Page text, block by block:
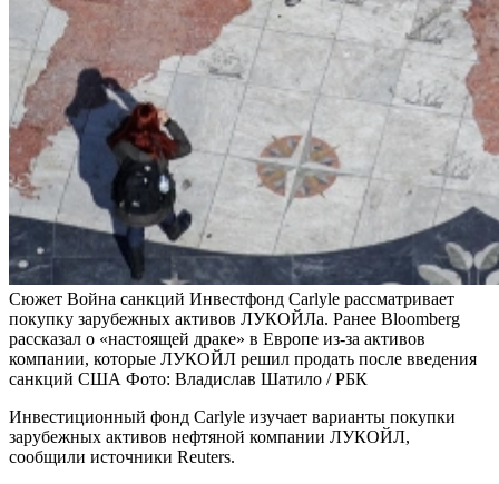
Сюжет Война санкций Инвестфонд Carlyle рассматривает
покупку зарубежных активов ЛУКОЙЛа . Ранее Bloomberg
рассказал о «настоящей драке» в Европе из-за активов
компании, которые ЛУКОЙЛ решил продать после введения
санкций США Фото: Владислав Шатило / РБК
Инвестиционный фонд Carlyle изучает варианты покупки
зарубежных активов нефтяной компании ЛУКОЙЛ,
сообщили источники Reuters.